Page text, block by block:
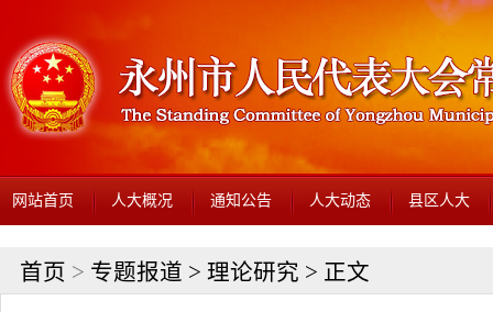
网站首页 人大概况 通知公告 人大动态 县区人大
首页 > 专题报道 > 理论研究 > 正文